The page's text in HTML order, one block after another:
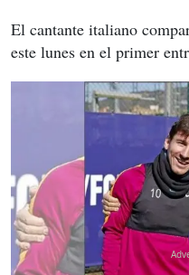
El cantante italiano
este lunes en el primer